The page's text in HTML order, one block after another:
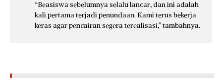
“Beasiswa sebelumnya selalu lancar, dan ini adalah
kali pertama terjadi penundaan. Kami terus bekerja
keras agar pencairan segera terealisasi,” tambahnya.